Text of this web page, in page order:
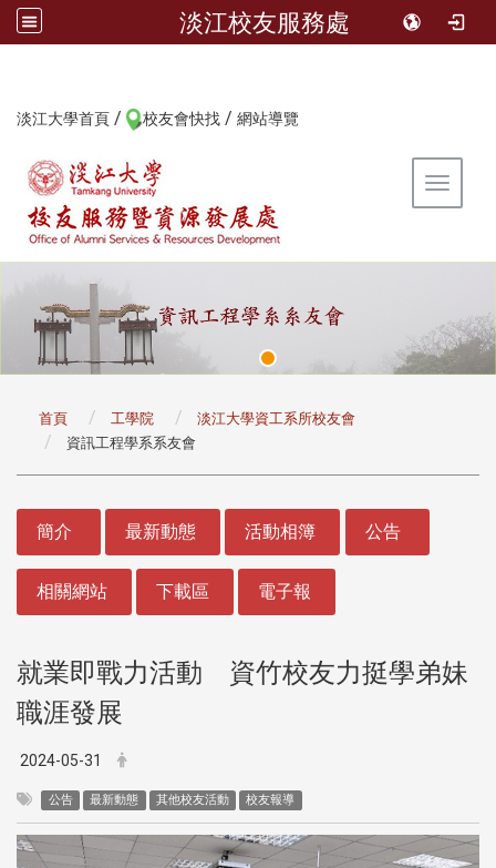
淡江校友服務處
淡江大學首頁 / 校友會快找 / 網站導覽
Toggle
首頁 工學院
淡江大學資工系所校友會
資訊工程學系系友會
簡介 最新動態 活動相簿 公告
相關網站 下載區 電子報
就業即戰力活動 資竹校友力挺學弟妹
職涯發展
2024-05-31
公告 最新動態 其他校友活動 校友報導